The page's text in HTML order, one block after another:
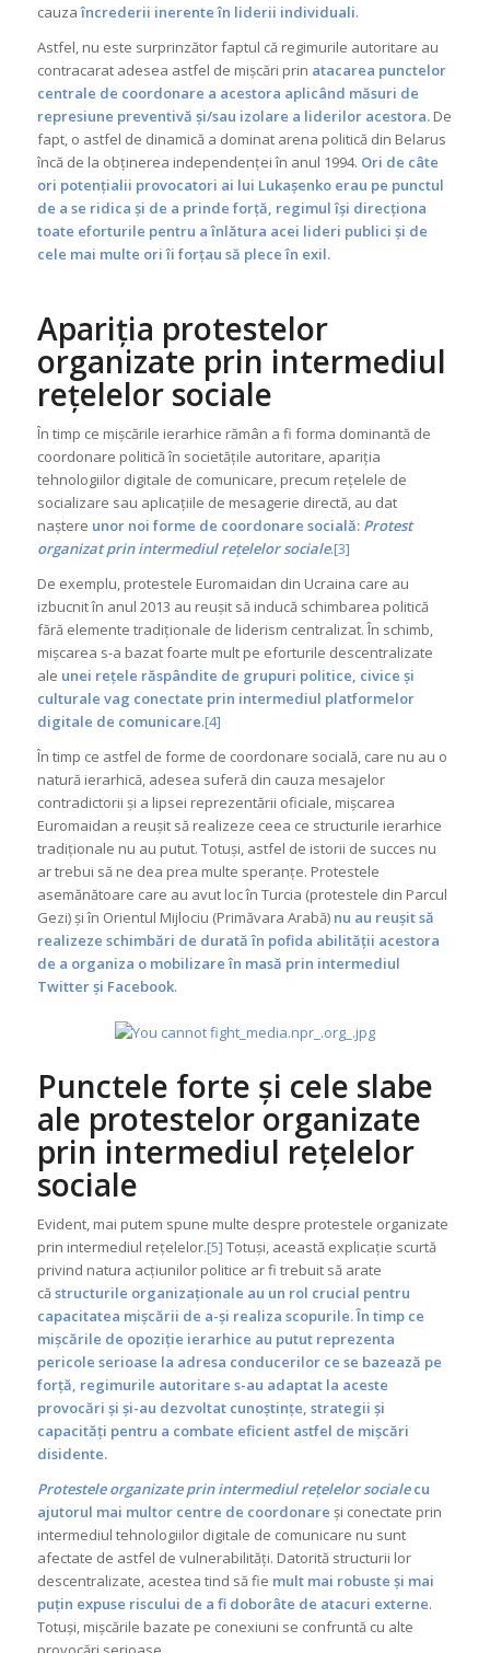
cauzaîncrederii inerente în liderii individuali.
Astfel, nu este surprinzător faptul că regimurile autoritare au
contracarat adesea astfel de mișcări prin atacarea punctelor
centrale de coordonare a acestora aplicând măsuri de
represiune preventivă și/sau izolare a liderilor acestora.De
fapt, o astfel de dinamică a dominat arena politică din Belarus
încă de la obținerea independenței în anul 1994. Ori de câte
ori potențialii provocatori ai lui Lukașenko erau pe punctul
de a se ridica și de a prinde forță, regimul își direcționa
toate eforturile pentru a înlătura acei lideri publici și de
cele mai multe ori îi forțau să plece în exil.
Apariția protestelor
organizate prin intermediul
rețelelor sociale
În timp ce mișcările ierarhice rămân a fi forma dominantă de
coordonare politică în societățile autoritare, apariția
tehnologiilor digitale de comunicare, precum rețelele de
socializare sau aplicațiile de mesagerie directă, au dat
naștere unor noi forme de coordonare socială: Protest
organizat prin intermediul rețelelor sociale.[3]
De exemplu, protestele Euromaidan din Ucraina care au
izbucnit în anul 2013 au reușit să inducă schimbarea politică
fără elemente tradiționale de liderism centralizat. În schimb,
mișcarea s-a bazat foarte mult pe eforturile descentralizate
ale unei rețele răspândite de grupuri politice, civice și
culturale vag conectate prin intermediul platformelor
digitale de comunicare.[4]
În timp ce astfel de forme de coordonare socială, care nu au o
natură ierarhică, adesea suferă din cauza mesajelor
contradictorii și a lipsei reprezentării oficiale, mișcarea
Euromaidan a reușit să realizeze ceea ce structurile ierarhice
tradiționale nu au putut. Totuși, astfel de istorii de succes nu
ar trebui să ne dea prea multe speranțe. Protestele
asemănătoare care au avut loc în Turcia (protestele din Parcul
Gezi) și în Orientul Mijlociu (Primăvara Arabă) nu au reușit să
realizeze schimbări de durată în pofida abilității acestora
de a organiza o mobilizare în masă prin intermediul
Twitter și Facebook.
Punctele forte și cele slabe
ale protestelor organizate
prin intermediul rețelelor
sociale
Evident, mai putem spune multe despre protestele organizate
prin intermediul rețelelor.[5] Totuși, această explicație scurtă
privind natura acțiunilor politice ar fi trebuit să arate
căstructurile organizaționale au un rol crucial pentru
capacitatea mișcării de a-și realiza scopurile. În timp ce
mișcările de opoziție ierarhice au putut reprezenta
pericole serioase la adresa conducerilor ce se bazează pe
forță, regimurile autoritare s-au adaptat la aceste
provocări și și-au dezvoltat cunoștințe, strategii și
capacități pentru a combate eficient astfel de mișcări
disidente.
Protestele organizate prin intermediul rețelelor socialecu
ajutorul mai multor centre de coordonare și conectate prin
intermediul tehnologiilor digitale de comunicare nu sunt
afectate de astfel de vulnerabilități. Datorită structurii lor
descentralizate, acestea tind să fie mult mai robuste și mai
puțin expuse riscului de a fi doborâte de atacuri externe.
Totuși, mișcările bazate pe conexiuni se confruntă cu alte